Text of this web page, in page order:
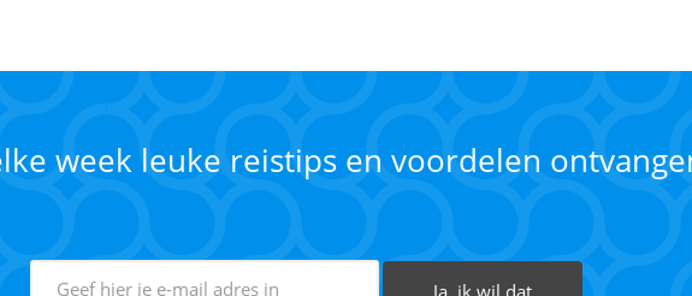
week leuke reistips en voordelen